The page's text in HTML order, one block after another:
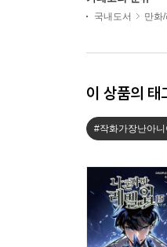
국내도서 만화
이 상품의 태
#작화가장난아